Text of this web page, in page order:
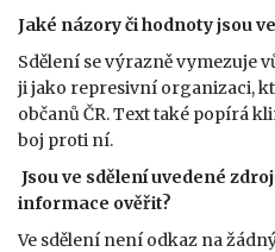
Jaké názory či hodnoty jsou
Sdělení se výrazně vymezuje
ji jako represivní organizaci,
občanů ČR. Text také popírá
boj proti ní.
Jsou ve sdělení uvedené
informace ověřit?
Ve sdělení není odkaz na